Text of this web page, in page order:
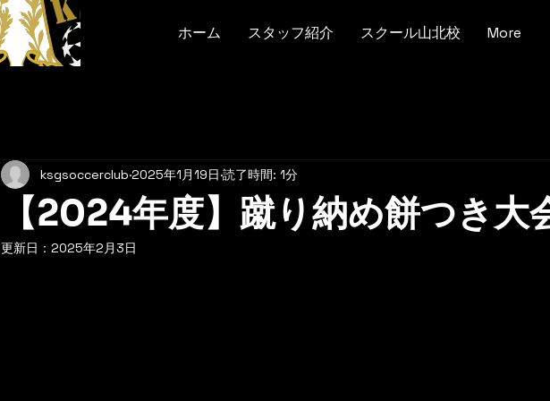
ホーム スタッフ紹介 スクール山北校 More
【2024年度】蹴り納め餅つき大
ksgsoccerclub 2025年1月19日 読了時間: 1分
更新日： 2025年2月3日